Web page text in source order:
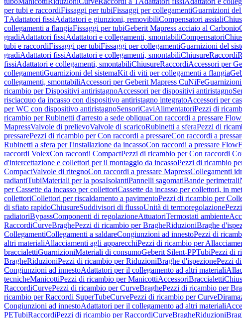
per tubi e raccordiFissaggi per tubiFissaggi per collegamentiGuarnizioni del
TAdattatori fissiAdattatori e giunzioni, removibiliCompensatori assiali
collegamenti a flangiaFissaggi per tubiGeberit Mapress acciaio al Carbonio
gradiAdattatori fissiAdattatori e collegamenti, smontabiliCompensatori
tubi e raccordiFissaggi per tubiFissaggi per collegamentiGuarnizioni del
gradiAdattatori fissiAdattatori e collegamenti, smontabiliChiusureRaccordi
fissiAdattatori e collegamenti, smontabiliChiusureRaccordiAccessori per
collegamentiGuarnizioni del sistemaKit di viti per collegamenti a flangia
collegamenti, smontabiliAccessori per Geberit Mapress CuNiFeGuarnizioni
ricambio per Dispositivi antiristagnoAccessori per dispositivi antiristagno
risciacquo da incasso con dispositivo antiristagno integratoAccessori per
per WC con dispositivo antiristagnoSensoriCaviAlimentatoriPezzi di
ricambio per Rubinetti d'arresto a sede obliquaCon raccordi a pressare
MapressValvole di prelievoValvole di scaricoRubinetti a sferaPezzi di
pressarePezzi di ricambio per Con raccordi a pressareCon raccordi a
Rubinetti a sfera per l'installazione da incassoCon raccordi a pressare
raccordi VolexCon raccordi CompactPezzi di ricambio per Con raccordi
d'intercettazione e collettori per il montaggio da incassoPezzi di ricambio
CompactValvole di ritegnoCon raccordi a pressare MapressCollegamenti
radiantiTubiMateriali per la posaIsolantiPannelli sagomatiBande perimetrali
per Cassette da incasso per collettoriCassette da incasso per collettori, in
collettoriCollettori per riscaldamento a pavimentoPezzi di ricambio per
di sfiato rapidoChiusureSuddivisori di flussoUnità di termoregolazione
radiatoriBypassComponenti di regolazioneAttuatoriTermostati ambiente
RaccordiCurveBraghePezzi di ricambio per BragheRiduzioniBraghe
CollegamentiCollegamenti a saldareCongiunzioni ad innestoPezzi di
altri materialiAllacciamenti agli apparecchiPezzi di ricambio per
braccialettiGuarnizioniMateriali di consumoGeberit Silent-PPTubiPezzi di
BragheRiduzioniPezzi di ricambio per RiduzioniBraghe d'ispezionePezzi
Congiunzioni ad innestoAdattatori per il collegamento ad altri materiali
tecnicheManicottiPezzi di ricambio per ManicottiAccessoriBraccialetti
RaccordiCurvePezzi di ricambio per CurveBraghePezzi di ricambio per
ricambio per Raccordi SuperTubeCurvePezzi di ricambio per Curve
Congiunzioni ad innestoAdattatori per il collegamento ad altri materiali
PETubiRaccordiPezzi di ricambio per RaccordiCurveBragheRiduzioni